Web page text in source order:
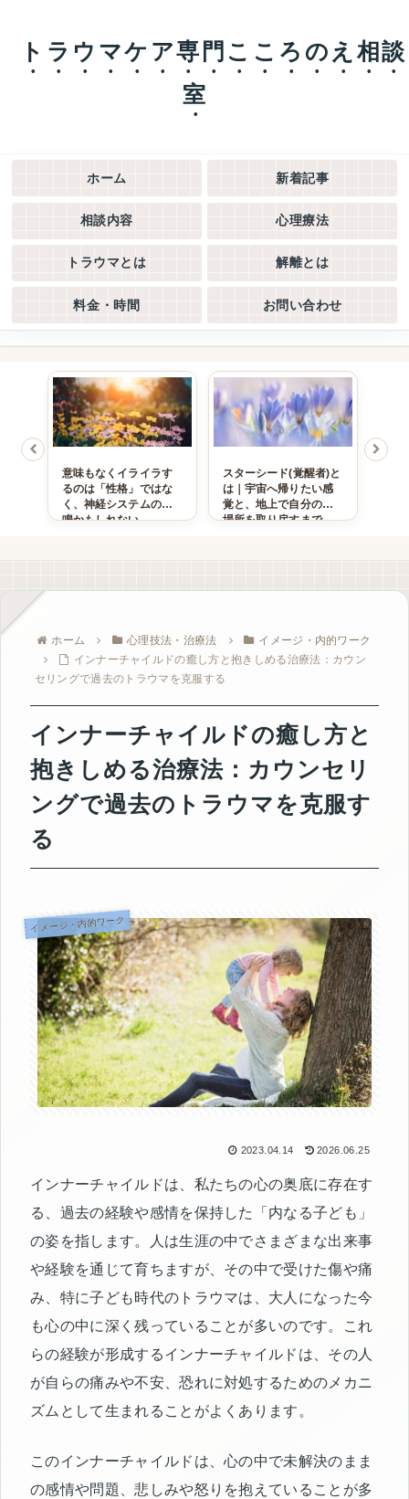
トラウマケア専門こころのえ相談
室
ホーム 新着記事
相談内容 心理療法
トラウマとは 解離とは
料金・時間 お問い合わせ
意味もなくイライラす
るのは「性格」ではな
く、神経システムの悲
鳴かもしれない
スターシード(覚醒者)と
は｜宇宙へ帰りたい感
覚と、地上で自分の居
場所を取り戻すまで
ホーム 心理技法・治療法
イメージ・内的ワーク
インナーチャイルドの癒し方と抱きしめる治療法：カウン
セリングで過去のトラウマを克服する
インナーチャイルドの癒し方と
抱きしめる治療法：カウンセリ
ングで過去のトラウマを克服す
る
イメージ・内的ワーク
2023.04.14 2026.06.25
インナーチャイルドは、私たちの心の奥底に存在す
る、過去の経験や感情を保持した「内なる子ども」
の姿を指します。人は生涯の中でさまざまな出来事
や経験を通じて育ちますが、その中で受けた傷や痛
み、特に子ども時代のトラウマは、大人になった今
も心の中に深く残っていることが多いのです。これ
らの経験が形成するインナーチャイルドは、その人
が自らの痛みや不安、恐れに対処するためのメカニ
ズムとして生まれることがよくあります。
このインナーチャイルドは、心の中で未解決のまま
の感情や問題、悲しみや怒りを抱えていることが多